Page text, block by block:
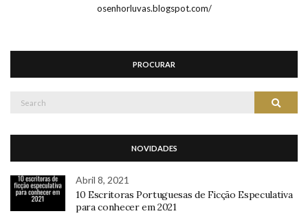
osenhorluvas.blogspot.com/
PROCURAR
Search
NOVIDADES
Abril 8, 2021
10 Escritoras Portuguesas de Ficção Especulativa
para conhecer em 2021